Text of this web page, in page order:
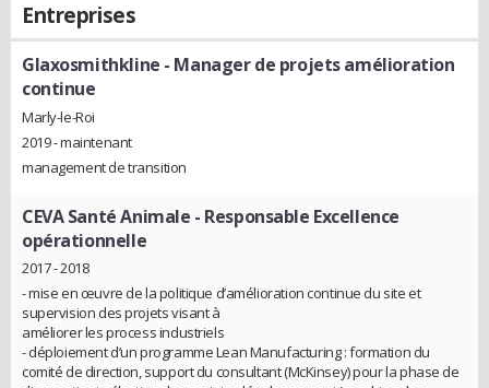
Entreprises
Glaxosmithkline - Manager de projets amélioration
continue
Marly-le-Roi
2019 - maintenant
management de transition
CEVA Santé Animale - Responsable Excellence
opérationnelle
2017 - 2018
- mise en œuvre de la politique d’amélioration continue du site et
supervision des projets visant à
améliorer les process industriels
- déploiement d’un programme Lean Manufacturing : formation du
comité de direction, support du consultant (McKinsey) pour la phase de